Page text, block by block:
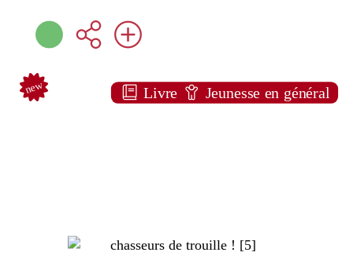
Livre Jeunesse en général
new
Chasseurs de trouille ! [5]